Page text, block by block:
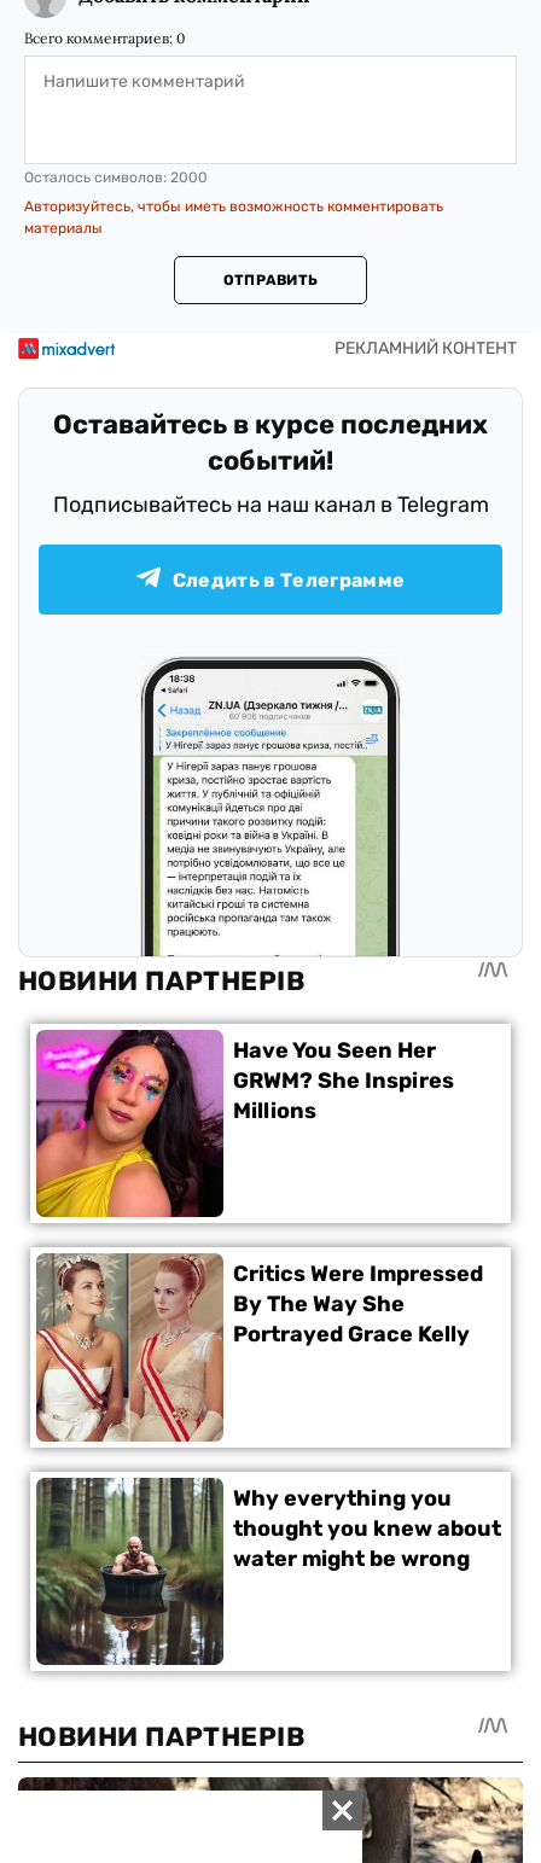
Всего комментариев: 0
Осталось символов: 2000
Авторизуйтесь, чтобы иметь возможность комментировать
материалы
ОТПРАВИТЬ
Оставайтесь в курсе последних
событий!
Подписывайтесь на наш канал в Telegram
Следить в Телеграмме